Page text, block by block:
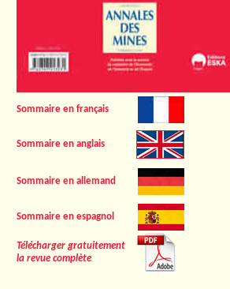
Sommaire en français
Sommaire en anglais
Sommaire en allemand
Sommaire en espagnol
Télécharger gratuitement
la revue complète